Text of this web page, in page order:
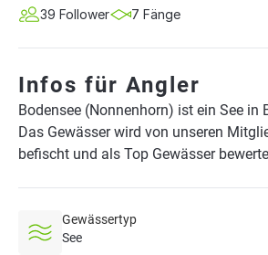
39 Follower 7 Fänge
Infos für Angler
Bodensee (Nonnenhorn) ist ein See in
Das Gewässer wird von unseren
befischt und als Top Gewässer
Gewässertyp
See